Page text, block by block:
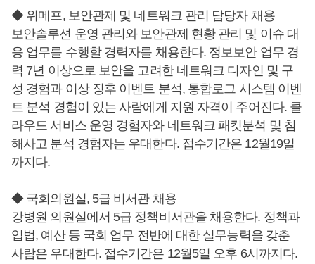
◆ 위메프, 보안관제 및 네트워크 관리 담당자 채용
보안솔루션 운영 관리와 보안관제 현황 관리 및 이슈 대
응 업무를 수행할 경력자를 채용한다. 정보보안 업무 경
력 7년 이상으로 보안을 고려한 네트워크 디자인 및 구
성 경험과 이상 징후 이벤트 분석, 통합로그 시스템 이벤
트 분석 경험이 있는 사람에게 지원 자격이 주어진다. 클
라우드 서비스 운영 경험자와 네트워크 패킷분석 및 침
해사고 분석 경험자는 우대한다. 접수기간은 12월19일
까지다.
◆ 국회의원실, 5급 비서관 채용
강병원 의원실에서 5급 정책비서관을 채용한다. 정책과
입법, 예산 등 국회 업무 전반에 대한 실무능력을 갖춘
사람은 우대한다. 접수기간은 12월5일 오후 6시까지다.